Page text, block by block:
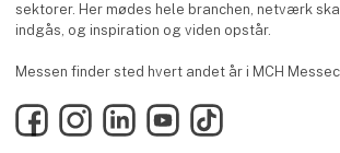
sektorer. Her mødes hele branchen, netværk
indgås, og inspiration og viden opstår.
Messen finder sted hvert andet år i MCH
FacebookInstagramLinkedInYouTubeTikTok